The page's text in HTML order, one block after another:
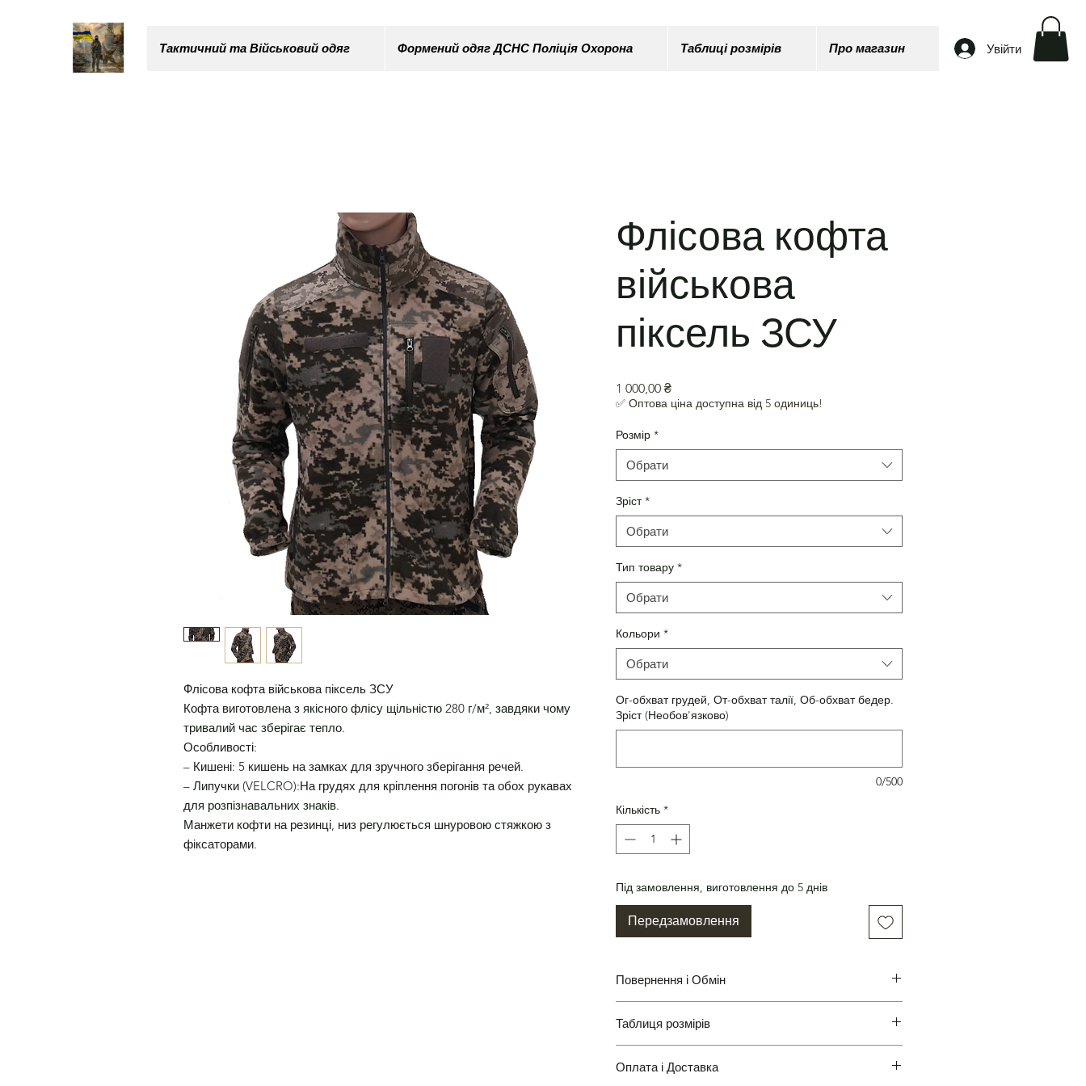
Тактичний та Військовий одяг Формений одяг ДСНС Поліція Охорона Таблиці розмірів Про магазин Увійти
Флісова кофта військова піксель ЗСУ
Кофта виготовлена з якісного флісу щільністю 280 г/м², завдяки чому
тривалий час зберігає тепло.
Особливості:
– Кишені: 5 кишень на замках для зручного зберігання речей.
– Липучки (VELCRO):На грудях для кріплення погонів та обох рукавах
для розпізнавальних знаків.
Манжети кофти на резинці, низ регулюється шнуровою стяжкою з
фіксаторами.
Флісова кофта
військова
піксель ЗСУ
1 000,00 ₴Ціна
✅ Оптова ціна доступна від 5 одиниць!
Розмір *
Обрати
Зріст *
Обрати
Тип товару *
Обрати
Кольори *
Обрати
Ог-обхват грудей, От-обхват талії, Об-обхват бедер.
Зріст (Необов'язково)
0/500
Кількість *
Під замовлення, виготовлення до 5 днів
Передзамовлення
Повернення і Обмін
Повернення і Обмін
Таблиця розмірів
Таблиці розмірів одягу
Оплата і Доставка